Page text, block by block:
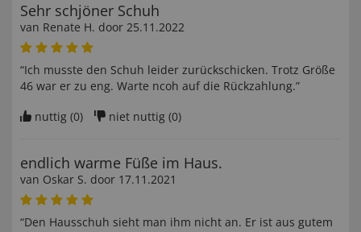
Sehr schjöner Schuh
van Renate H. door 25.11.2022
“Ich musste den Schuh leider zurückschicken. Trotz Größe
46 war er zu eng. Warte ncoh auf die Rückzahlung.”
nuttig (0) niet nuttig (0)
endlich warme Füße im Haus.
van Oskar S. door 17.11.2021
“Den Hausschuh sieht man ihm nicht an. Er ist aus gutem